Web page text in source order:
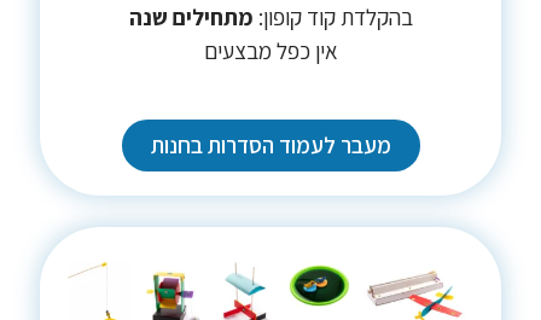
בהקלדת קוד קופון: מתחילים שנה
אין כפל מבצעים
מעבר לעמוד הסדרות בחנות